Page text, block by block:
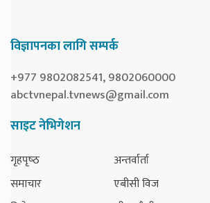
विज्ञापनका लागि सम्पर्क
+977 9802082541, 9802060000
abctvnepal.tvnews@gmail.com
साइट नेभिगेशन
गृहपृष्‍ठ
समाचार
अन्तर्वार्ता
एबीसी विज